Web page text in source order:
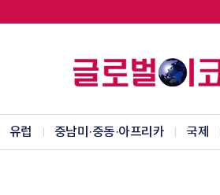
유럽 중남미·중동·아프리카 국제